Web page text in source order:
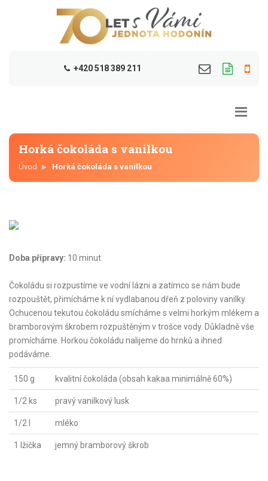
+420 518 389 211
Horká čokoláda s vanilkou
Úvod Horká čokoláda s vanilkou
Doba přípravy: 10 minut
Čokoládu si rozpustíme ve vodní lázni a zatímco se nám bude
rozpouštět, přimícháme k ní vydlabanou dřeň z poloviny vanilky.
Ochucenou tekutou čokoládu smícháme s velmi horkým mlékem a
bramborovým škrobem rozpuštěným v trošce vody. Důkladně vše
promícháme. Horkou čokoládu nalijeme do hrnků a ihned
podáváme.
150 g kvalitní čokoláda (obsah kakaa minimálně 60%)
1/2 ks pravý vanilkový lusk
1/2 l mléko
1 lžička jemný bramborový škrob